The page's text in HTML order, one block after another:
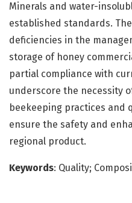
Minerals and water-
established standards.
deficiencies in the
storage of honey
partial compliance with
underscore the necessity
beekeeping practices and
ensure the safety and
regional product.
Keywords: Quality;